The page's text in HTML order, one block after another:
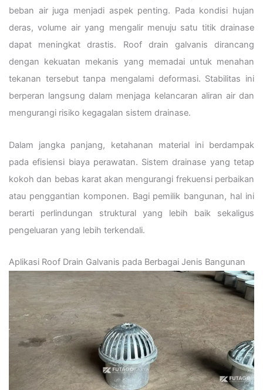
beban air juga menjadi aspek penting. Pada kondisi hujan
deras, volume air yang mengalir menuju satu titik drainase
dapat meningkat drastis. Roof drain galvanis dirancang
dengan kekuatan mekanis yang memadai untuk menahan
tekanan tersebut tanpa mengalami deformasi. Stabilitas ini
berperan langsung dalam menjaga kelancaran aliran air dan
mengurangi risiko kegagalan sistem drainase.
Dalam jangka panjang, ketahanan material ini berdampak
pada efisiensi biaya perawatan. Sistem drainase yang tetap
kokoh dan bebas karat akan mengurangi frekuensi perbaikan
atau penggantian komponen. Bagi pemilik bangunan, hal ini
berarti perlindungan struktural yang lebih baik sekaligus
pengeluaran yang lebih terkendali.
Aplikasi Roof Drain Galvanis pada Berbagai Jenis Bangunan